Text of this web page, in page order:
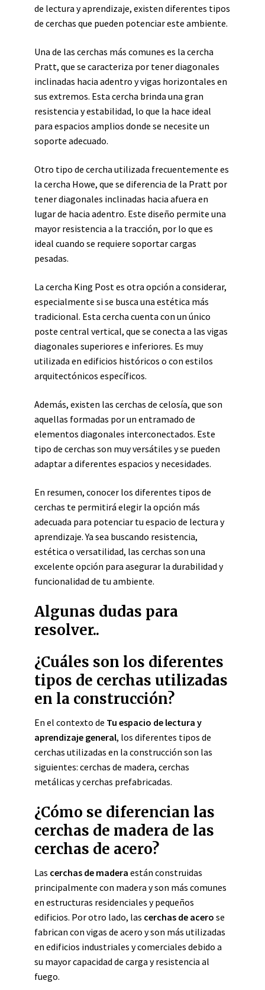
de lectura y aprendizaje, existen diferentes tipos
de cerchas que pueden potenciar este ambiente.
Una de las cerchas más comunes es la cercha
Pratt, que se caracteriza por tener diagonales
inclinadas hacia adentro y vigas horizontales en
sus extremos. Esta cercha brinda una gran
resistencia y estabilidad, lo que la hace ideal
para espacios amplios donde se necesite un
soporte adecuado.
Otro tipo de cercha utilizada frecuentemente es
la cercha Howe, que se diferencia de la Pratt por
tener diagonales inclinadas hacia afuera en
lugar de hacia adentro. Este diseño permite una
mayor resistencia a la tracción, por lo que es
ideal cuando se requiere soportar cargas
pesadas.
La cercha King Post es otra opción a considerar,
especialmente si se busca una estética más
tradicional. Esta cercha cuenta con un único
poste central vertical, que se conecta a las vigas
diagonales superiores e inferiores. Es muy
utilizada en edificios históricos o con estilos
arquitectónicos específicos.
Además, existen las cerchas de celosía, que son
aquellas formadas por un entramado de
elementos diagonales interconectados. Este
tipo de cerchas son muy versátiles y se pueden
adaptar a diferentes espacios y necesidades.
En resumen, conocer los diferentes tipos de
cerchas te permitirá elegir la opción más
adecuada para potenciar tu espacio de lectura y
aprendizaje. Ya sea buscando resistencia,
estética o versatilidad, las cerchas son una
excelente opción para asegurar la durabilidad y
funcionalidad de tu ambiente.
Algunas dudas para
resolver..
¿Cuáles son los diferentes
tipos de cerchas utilizadas
en la construcción?
En el contexto de Tu espacio de lectura y
aprendizaje general, los diferentes tipos de
cerchas utilizadas en la construcción son las
siguientes: cerchas de madera, cerchas
metálicas y cerchas prefabricadas.
¿Cómo se diferencian las
cerchas de madera de las
cerchas de acero?
Las cerchas de madera están construidas
principalmente con madera y son más comunes
en estructuras residenciales y pequeños
edificios. Por otro lado, las cerchas de acero se
fabrican con vigas de acero y son más utilizadas
en edificios industriales y comerciales debido a
su mayor capacidad de carga y resistencia al
fuego.